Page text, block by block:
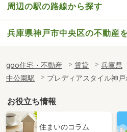
周辺の駅の路線から探す
兵庫県神戸市中央区の不動産
goo住宅・不動産 賃貸 兵庫県
中公園駅
プレディアスタイル神
お役立ち情報
住まいのコラム